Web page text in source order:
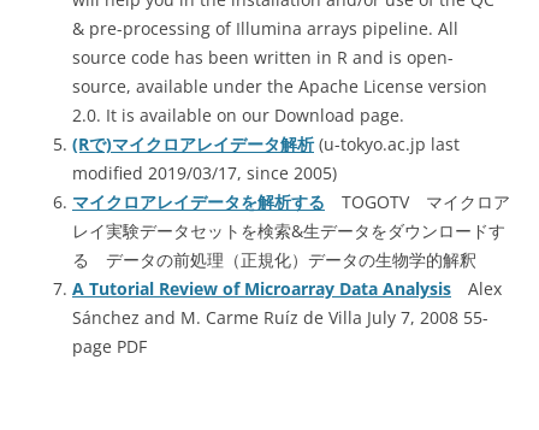
& pre-processing of Illumina arrays pipeline. All
source code has been written in R and is open-
source, available under the Apache License version
2.0. It is available on our Download page.
(Rで)マイクロアレイデータ解析(u-tokyo.ac.jp last
modified 2019/03/17, since 2005)
マイクロアレイデータを解析する TOGOTV マイクロア
レイ実験データセットを検索&生データをダウンロードす
る データの前処理（正規化）データの生物学的解釈
A Tutorial Review of Microarray Data Analysis Alex
Sánchez and M. Carme Ruíz de Villa July 7, 2008 55-
page PDF